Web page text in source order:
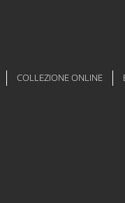
COLLEZIONE ONLINE